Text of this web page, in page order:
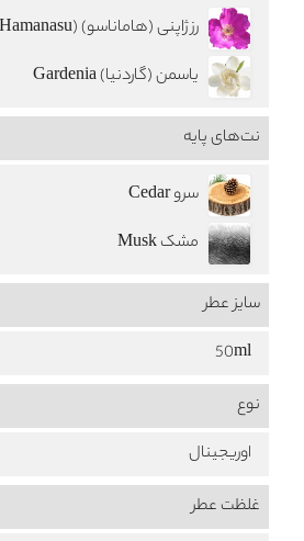
رز ژاپنی (هاماناسو) Rose Japanese (Hamanasu)
یاسمن (گاردنیا) Gardenia
نت‌های پایه
سرو Cedar
مشک Musk
سایز عطر
50ml
نوع
اوریجینال
غلظت عطر